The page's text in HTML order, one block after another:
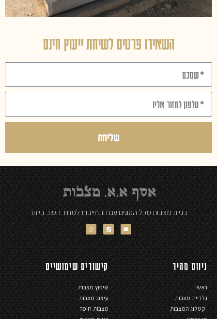
השאירו פרטים לשיחת ייעוץ חינם
שליחה
בניית מצבות מכל הסוגים עם התחייבות למחיר הטוב ביותר
ניווט מהיר
ראשי
גלריית מצבות
קטלוג המצבות
קישורים שימושיים
שיפוץ מצבות
עיצוב מצבות
מצבות חיפה